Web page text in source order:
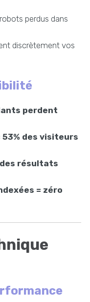
perdus dans
discrètement vos
perdent
53% des visiteurs
résultats
= zéro